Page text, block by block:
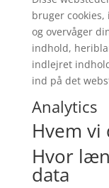
bruger
og overvåger
indhold,
indlejret
ind på det
Analytics
Hvem
Hvor
data